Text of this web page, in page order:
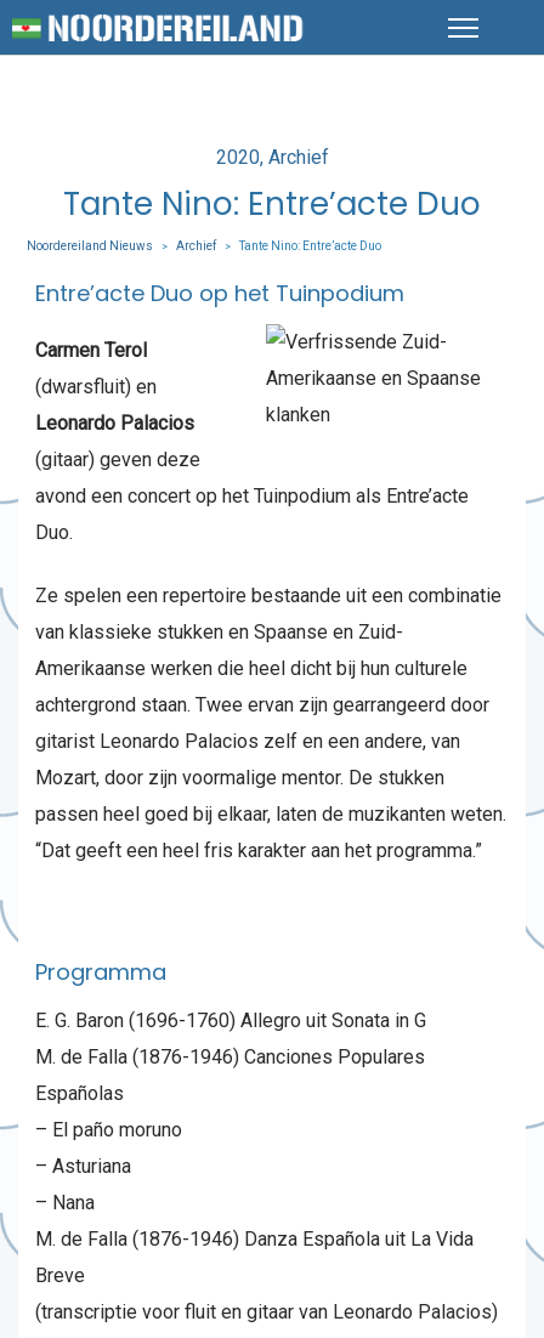
Posted
2020 Archief
Tante Nino: Entre’acte Duo
Noordereiland Nieuws > Archief > Tante Nino: Entre’acte Duo
Entre’acte Duo op het Tuinpodium
Carmen Terol
(dwarsfluit) en
Leonardo Palacios
(gitaar) geven deze
avond een concert op het Tuinpodium als Entre’acte
Duo.
Ze spelen een repertoire bestaande uit een combinatie
van klassieke stukken en Spaanse en Zuid-
Amerikaanse werken die heel dicht bij hun culturele
achtergrond staan. Twee ervan zijn gearrangeerd door
gitarist Leonardo Palacios zelf en een andere, van
Mozart, door zijn voormalige mentor. De stukken
passen heel goed bij elkaar, laten de muzikanten weten.
“Dat geeft een heel fris karakter aan het programma.”
Programma
E. G. Baron (1696-1760) Allegro uit Sonata in G
M. de Falla (1876-1946) Canciones Populares
Españolas
– El paño moruno
– Asturiana
– Nana
M. de Falla (1876-1946) Danza Española uit La Vida
Breve
(transcriptie voor fluit en gitaar van Leonardo Palacios)